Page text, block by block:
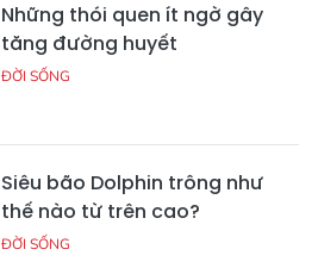
Những thói quen ít ngờ gây
tăng đường huyết
ĐỜI SỐNG
Siêu bão Dolphin trông như
thế nào từ trên cao?
ĐỜI SỐNG